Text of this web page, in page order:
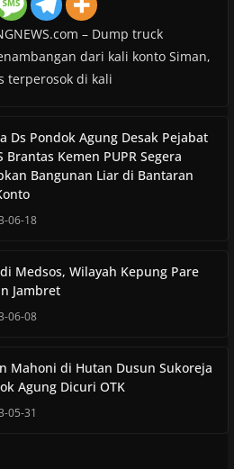
– Dump truck
dari kali konto Siman,
terperosok di kali
Ds Pondok Agung Desak Pejabat
Brantas Kemen PUPR Segera
Bangunan Liar di Bantaran
06-18
Medsos, Wilayah Kepung Pare
Jambret
06-08
Mahoni di Hutan Dusun Sukoreja
Agung Dicuri OTK
05-31